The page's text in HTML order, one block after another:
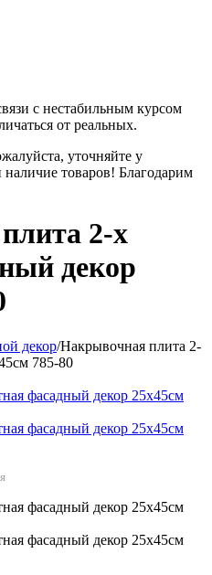
с нестабильным курсом
от реальных.
уточняйте у
товаров! Благодарим
2-х
декор
декор/Накрывочная плита 2-
785-80